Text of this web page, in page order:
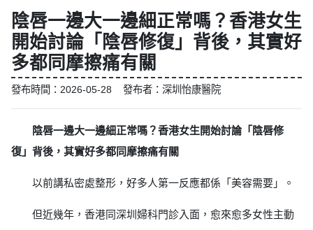
陰唇一邊大一邊細正常嗎？香港女生
開始討論「陰唇修復」背後，其實好
多都同摩擦痛有關
發布時間：2026-05-28 發布者：深圳怡康醫院
陰唇一邊大一邊細正常嗎？香港女生開始討論「陰唇修
復」背後，其實好多都同摩擦痛有關
以前講私密處整形，好多人第一反應都係「美容需要」。
但近幾年，香港同深圳婦科門診入面，愈來愈多女性主動